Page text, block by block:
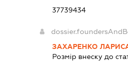
37739434
ЗАХАРЕНКО
Розмір внеску до